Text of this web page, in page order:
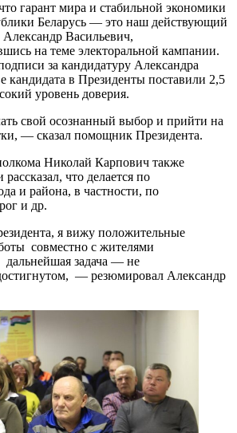
гарант мира и стабильной экономики
Беларусь — это наш действующий
Васильевич,
на теме электоральной кампании.
за кандидатуру Александра
кандидата в Президенты поставили 2,5
уровень доверия.
свой осознанный выбор и прийти на
— сказал помощник Президента.
Николай Карпович также
что делается по
и района, в частности, по
и др.
я вижу положительные
совместно с жителями
задача — не
— резюмировал Александр